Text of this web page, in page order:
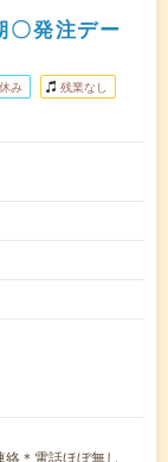
〇発注デー
み 残業なし
＊電話ほぼ無し